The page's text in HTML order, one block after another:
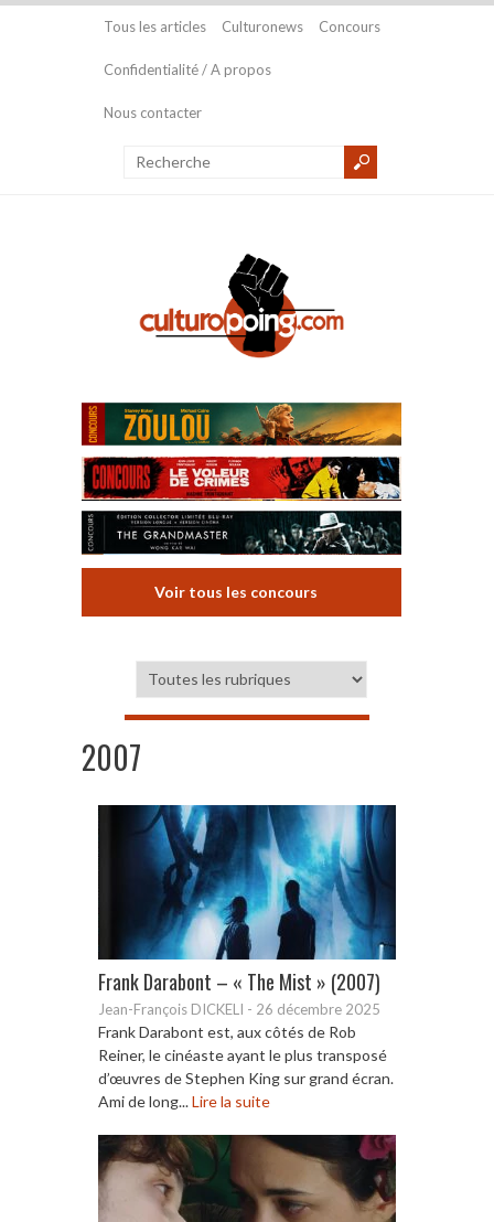
Tous les articles Culturonews Concours
Confidentialité / A propos
Nous contacter
Voir tous les concours
2007
Frank Darabont – « The Mist » (2007)
Jean-François DICKELI - 26 décembre 2025
Frank Darabont est, aux côtés de Rob
Reiner, le cinéaste ayant le plus transposé
d’œuvres de Stephen King sur grand écran.
Ami de long...Lire la suite